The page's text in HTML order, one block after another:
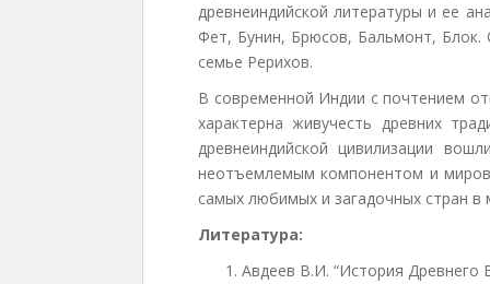
древнеиндийской литературы и ее
Фет, Бунин, Брюсов, Бальмонт, Блок.
семье Рерихов.
В современной Индии с почтением
характерна живучесть древних
древнеиндийской цивилизации
неотъемлемым компонентом и
самых любимых и загадочных стран в
Литература:
Авдеев В.И. “История Древнего